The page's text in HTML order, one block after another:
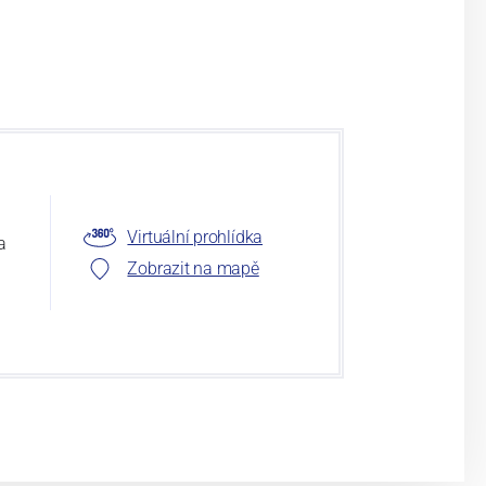
Virtuální prohlídka
Zobrazit na mapě